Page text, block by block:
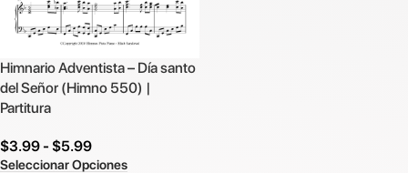
Himnario Adventista – Día santo
del Señor (Himno 550) |
Partitura
$3.99 - $5.99
Seleccionar Opciones